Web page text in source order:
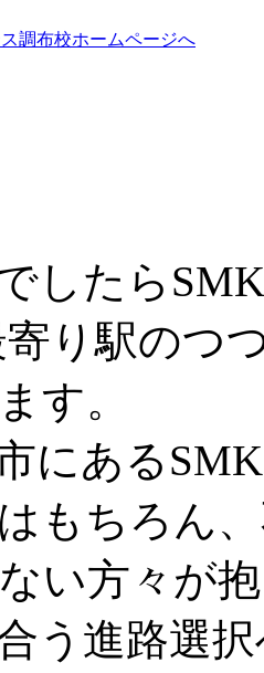
調布校ホームページへ
したら
り駅のつ
す。
にある
もちろん
い方々が
う進路選